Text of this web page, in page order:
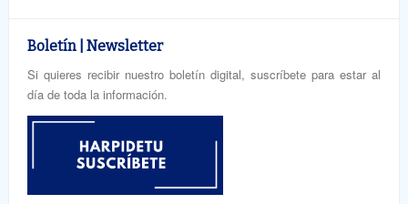
Boletín | Newsletter
Si quieres recibir nuestro boletín digital, suscríbete para estar al
día de toda la información.